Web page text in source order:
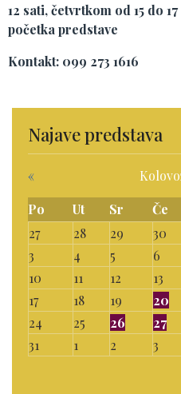
12 sati, četvrtkom od 15 do
početka predstave
Kontakt: 099 273 1616
Najave predstava
«
Po
Ut Sr Če
27
28 29 30
3
4 5 6
10
11 12 13
17
18 19 20
24
25 26 27
31
1 2 3